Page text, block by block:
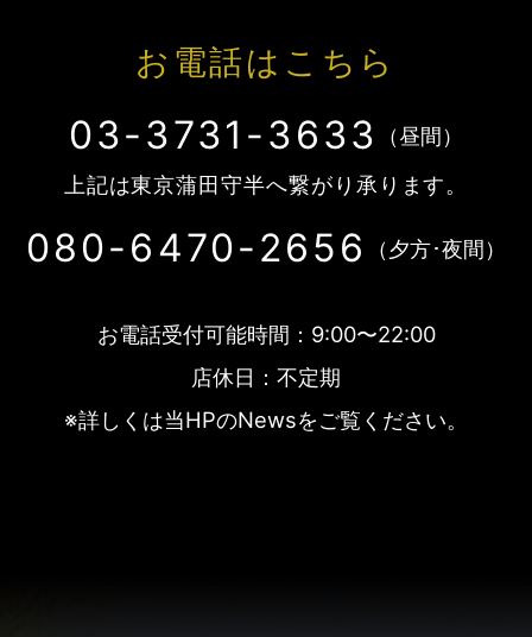
お電話はこちら
03-3731-3633
（昼間）
上記は東京蒲田守半へ繋がり承ります。
080-6470-2656 （夕方･夜間）
お電話受付可能時間：9:00〜22:00
店休日：不定期
※詳しくは当HPのNewsをご覧ください。